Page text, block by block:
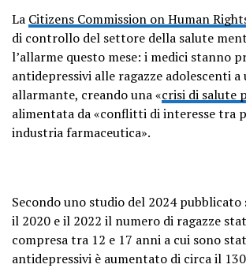
La Citizens Commission on Human
di controllo del settore della salute
l’allarme questo mese: i medici stanno
antidepressivi alle ragazze adolescenti
allarmante, creando una «crisi di salute
alimentata da «conflitti di interesse tra
industria farmaceutica».
Secondo uno studio del 2024 pubblicato
il 2020 e il 2022 il numero di ragazze
compresa tra 12 e 17 anni a cui sono
antidepressivi è aumentato di circa il